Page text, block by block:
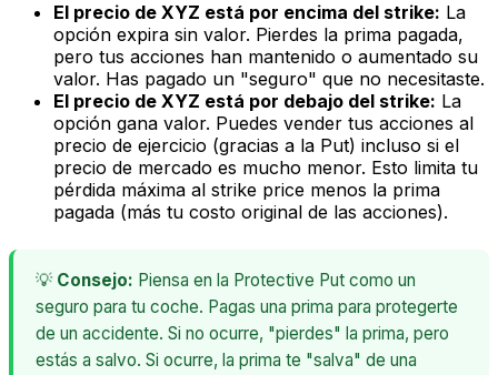
El precio de XYZ está por encima del strike: La
opción expira sin valor. Pierdes la prima pagada,
pero tus acciones han mantenido o aumentado su
valor. Has pagado un "seguro" que no necesitaste.
El precio de XYZ está por debajo del strike: La
opción gana valor. Puedes vender tus acciones al
precio de ejercicio (gracias a la Put) incluso si el
precio de mercado es mucho menor. Esto limita tu
pérdida máxima al strike price menos la prima
pagada (más tu costo original de las acciones).
💡 Consejo: Piensa en la Protective Put como un
seguro para tu coche. Pagas una prima para protegerte
de un accidente. Si no ocurre, "pierdes" la prima, pero
estás a salvo. Si ocurre, la prima te "salva" de una